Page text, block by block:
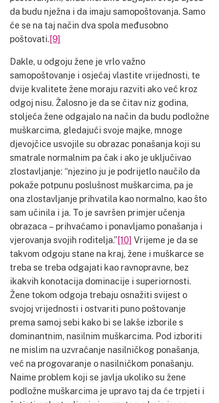
da budu nježna i da imaju samopoštovanja. Samo
će se na taj način dva spola međusobno
poštovati.[9]
Dakle, u odgoju žene je vrlo važno
samopoštovanje i osjećaj vlastite vrijednosti, te
dvije kvalitete žene moraju razviti ako već kroz
odgoj nisu. Žalosno je da se čitav niz godina,
stoljeća žene odgajalo na način da budu podložne
muškarcima, gledajući svoje majke, mnoge
djevojčice usvojile su obrazac ponašanja koji su
smatrale normalnim pa čak i ako je uključivao
zlostavljanje: “njezino ju je podrijetlo naučilo da
pokaže potpunu poslušnost muškarcima, pa je
ona zlostavljanje prihvatila kao normalno, kao što
sam učinila i ja. To je savršen primjer učenja
obrazaca – prihvaćamo i ponavljamo ponašanja i
vjerovanja svojih roditelja.”[10] Vrijeme je da se
takvom odgoju stane na kraj, žene i muškarce se
treba se treba odgajati kao ravnopravne, bez
ikakvih konotacija dominacije i superiornosti.
Žene tokom odgoja trebaju osnažiti svijest o
svojoj vrijednosti i ostvariti puno poštovanje
prema samoj sebi kako bi se lakše izborile s
dominantnim, nasilnim muškarcima. Pod izboriti
ne mislim na uzvraćanje nasilničkog ponašanja,
već na progovaranje o nasilničkom ponašanju.
Naime problem koji se javlja ukoliko su žene
podložne muškarcima je upravo taj da će trpjeti i